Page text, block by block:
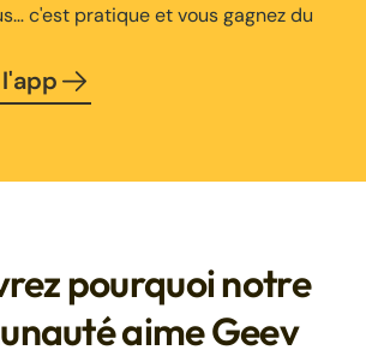
c'est pratique et vous gagnez du
pourquoi notre
aime Geev